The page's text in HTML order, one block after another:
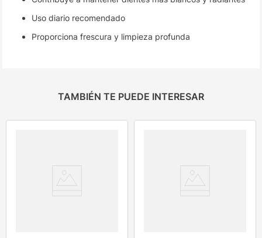
Uso diario recomendado
Proporciona frescura y limpieza profunda
TAMBIÉN TE PUEDE INTERESAR